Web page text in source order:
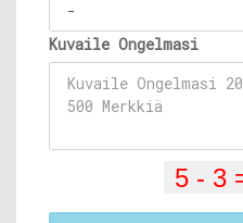
Kuvaile Ongelmasi